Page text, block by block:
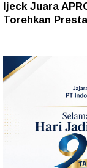
Ijeck Juara
Torehkan